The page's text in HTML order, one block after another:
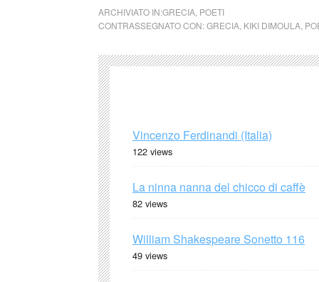
ARCHIVIATO IN:GRECIA POETI
CONTRASSEGNATO CON:GRECIA KIKI DIMOULA
Vincenzo Ferdinandi (Italia)
122 views
La ninna nanna del chicco di caffè
82 views
William Shakespeare Sonetto 116
49 views